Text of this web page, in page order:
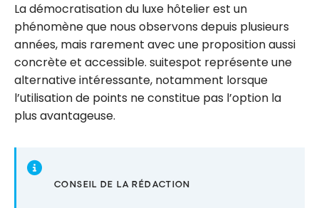
La démocratisation du luxe hôtelier est un
phénomène que nous observons depuis plusieurs
années, mais rarement avec une proposition aussi
concrète et accessible. suitespot représente une
alternative intéressante, notamment lorsque
l’utilisation de points ne constitue pas l’option la
plus avantageuse.
CONSEIL DE LA RÉDACTION